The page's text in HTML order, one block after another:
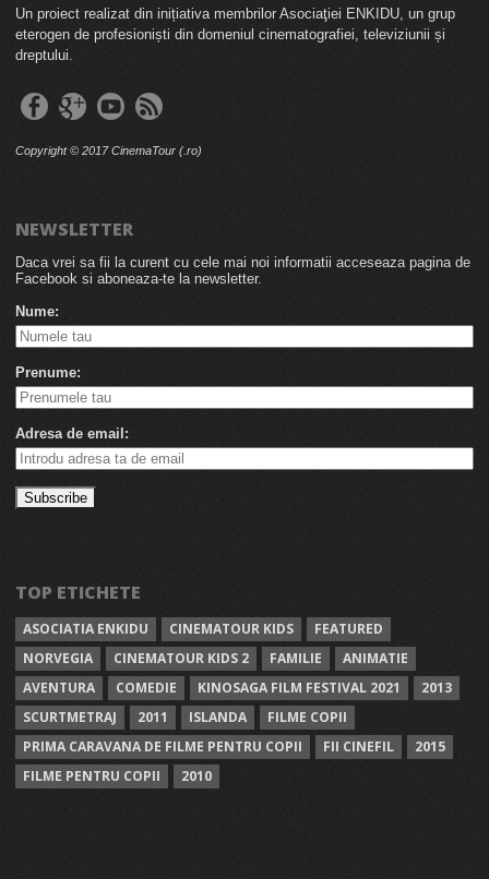
Un proiect realizat din inițiativa membrilor Asociaţiei ENKIDU, un grup
eterogen de profesioniști din domeniul cinematografiei, televiziunii și
dreptului.
Copyright © 2017 CinemaTour (.ro)
NEWSLETTER
Daca vrei sa fii la curent cu cele mai noi informatii acceseaza pagina de
Facebook si aboneaza-te la newsletter.
Nume:
Prenume:
Adresa de email:
TOP ETICHETE
ASOCIATIA ENKIDU CINEMATOUR KIDS
FEATURED
NORVEGIA
CINEMATOUR KIDS 2 FAMILIE
ANIMATIE
AVENTURA
COMEDIE KINOSAGA FILM FESTIVAL 2021
2013
SCURTMETRAJ
2011 ISLANDA
FILME COPII
PRIMA CARAVANA DE FILME PENTRU COPII
FII CINEFIL
2015
FILME PENTRU COPII
2010